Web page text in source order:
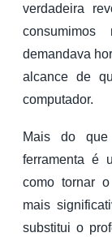
verdadeira
demandava
alcance de
computador.
Mais do que
ferramenta é
como tornar
mais
substitui o